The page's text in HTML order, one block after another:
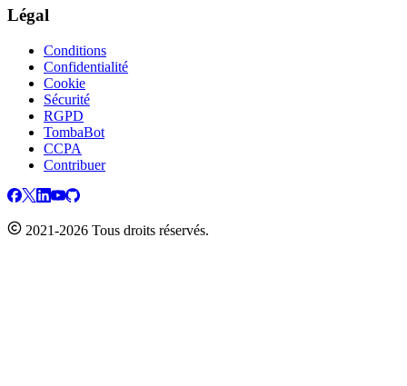
Légal
Conditions
Confidentialité
Cookie
Sécurité
RGPD
TombaBot
CCPA
Contribuer
2021-2026 Tous droits réservés.